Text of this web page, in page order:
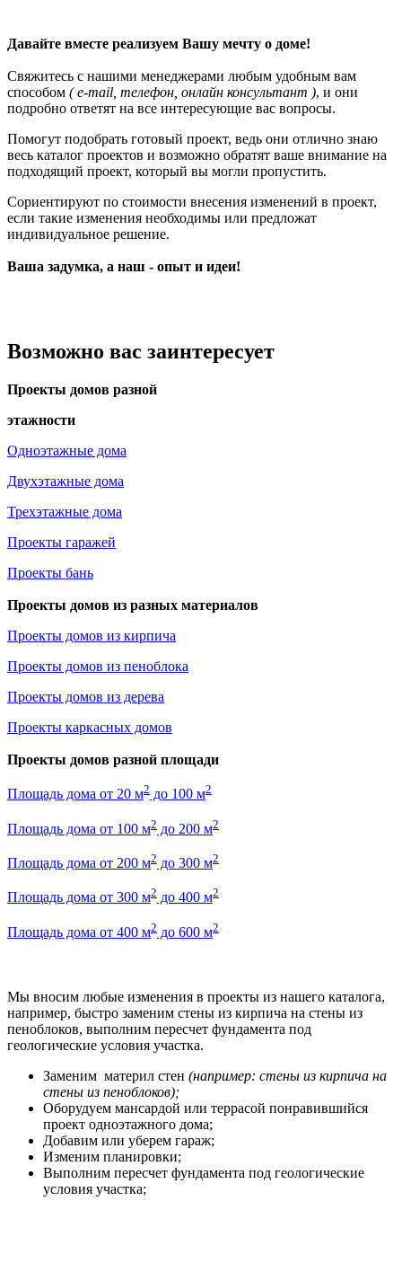
Давайте вместе реализуем Вашу мечту о доме!
Свяжитесь с нашими менеджерами любым удобным вам
способом ( e-mail, телефон, онлайн консультант ), и они
подробно ответят на все интересующие вас вопросы.
Помогут подобрать готовый проект, ведь они отлично знаю
весь каталог проектов и возможно обратят ваше внимание на
подходящий проект, который вы могли пропустить.
Сориентируют по стоимости внесения изменений в проект,
если такие изменения необходимы или предложат
индивидуальное решение.
Ваша задумка, а наш - опыт и идеи!
Возможно вас заинтересует
Проекты домов разной
этажности
Одноэтажные дома
Двухэтажные дома
Трехэтажные дома
Проекты гаражей
Проекты бань
Проекты домов из разных материалов
Проекты домов из кирпича
Проекты домов из пеноблока
Проекты домов из дерева
Проекты каркасных домов
Проекты домов разной площади
Площадь дома от 20 м2 до 100 м2
Площадь дома от 100 м2 до 200 м2
Площадь дома от 200 м2 до 300 м2
Площадь дома от 300 м2 до 400 м2
Площадь дома от 400 м2 до 600 м2
Мы вносим любые изменения в проекты из нашего каталога,
например, быстро заменим стены из кирпича на стены из
пеноблоков, выполним пересчет фундамента под
геологические условия участка.
Заменим материл стен (например: стены из кирпича на
стены из пеноблоков);
Оборудуем мансардой или террасой понравившийся
проект одноэтажного дома;
Добавим или уберем гараж;
Изменим планировки;
Выполним пересчет фундамента под геологические
условия участка;